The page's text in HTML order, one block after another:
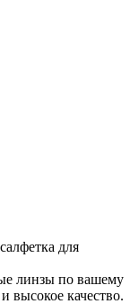
для
линзы по вашему
высокое качество.